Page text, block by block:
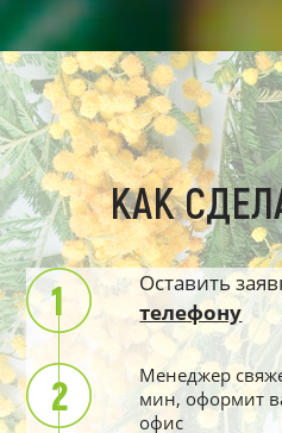
КАК
Оставить
телефону
Менеджер
мин, оформит
офис